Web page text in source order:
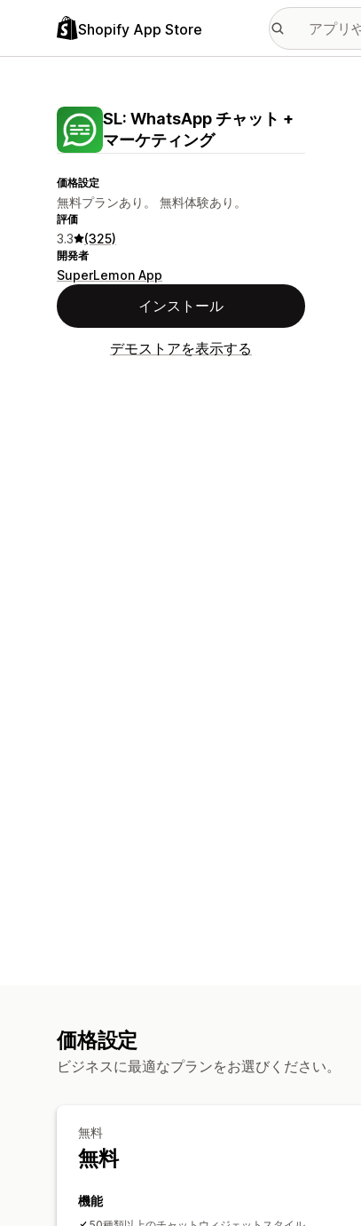
Shopify App Store
SL: WhatsApp チャット +
マーケティング
価格設定
無料プランあり。 無料体験あり。
評価
3.3 (325)
開発者
SuperLemon App
インストール
デモストアを表示する
価格設定
ビジネスに最適なプランをお選びください。
無料
無料
機能